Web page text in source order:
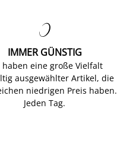

IMMER GÜNSTIG
haben eine große Vielfalt
ausgewählter Artikel, die
niedrigen Preis haben.
Jeden Tag.